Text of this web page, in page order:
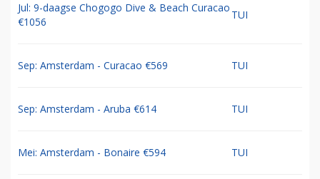
Jul: 9-daagse Chogogo Dive & Beach Curacao
€1056
TUI
Sep: Amsterdam - Curacao €569 TUI
Sep: Amsterdam - Aruba €614 TUI
Mei: Amsterdam - Bonaire €594 TUI